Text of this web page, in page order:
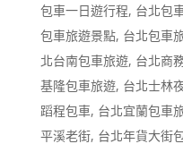
包車一日遊行程, 台北包
包車旅遊景點, 台北包車
北台南包車旅遊, 台北商
基隆包車旅遊, 台北士林
蹈程包車, 台北宜蘭包車
平溪老街, 台北年貨大街